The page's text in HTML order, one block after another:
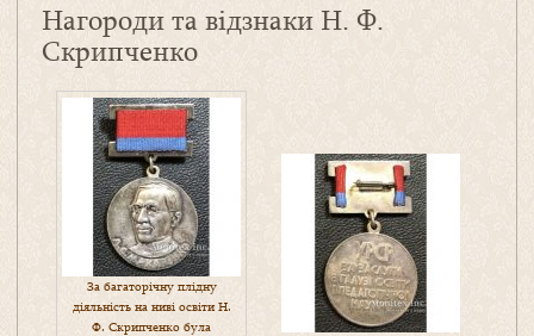
Нагороди та відзнаки Н. Ф.
Скрипченко
За багаторічну плідну
діяльність на ниві освіти Н.
Ф. Скрипченко була